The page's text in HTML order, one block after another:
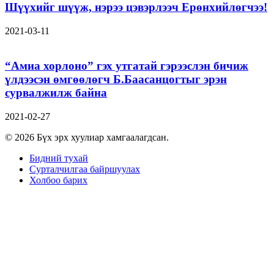
Шүүхийг шүүж, нэрээ цэвэрлээч Ерөнхийлөгчээ!
2021-03-11
“Амиа хорлоно” гэх утгатай гэрээслэн бичиж
үлдээсэн өмгөөлөгч Б.Баасанцогтыг эрэн
сурвалжилж байна
2021-02-27
© 2026 Бүх эрх хуулиар хамгаалагдсан.
Бидний тухай
Сурталчилгаа байршуулах
Холбоо барих